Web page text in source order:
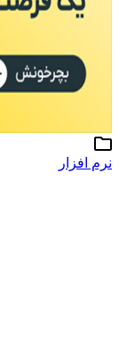
نرم افزار